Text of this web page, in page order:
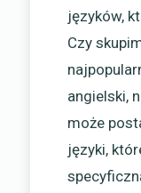
języków,
Czy
angielski,
może
języki,